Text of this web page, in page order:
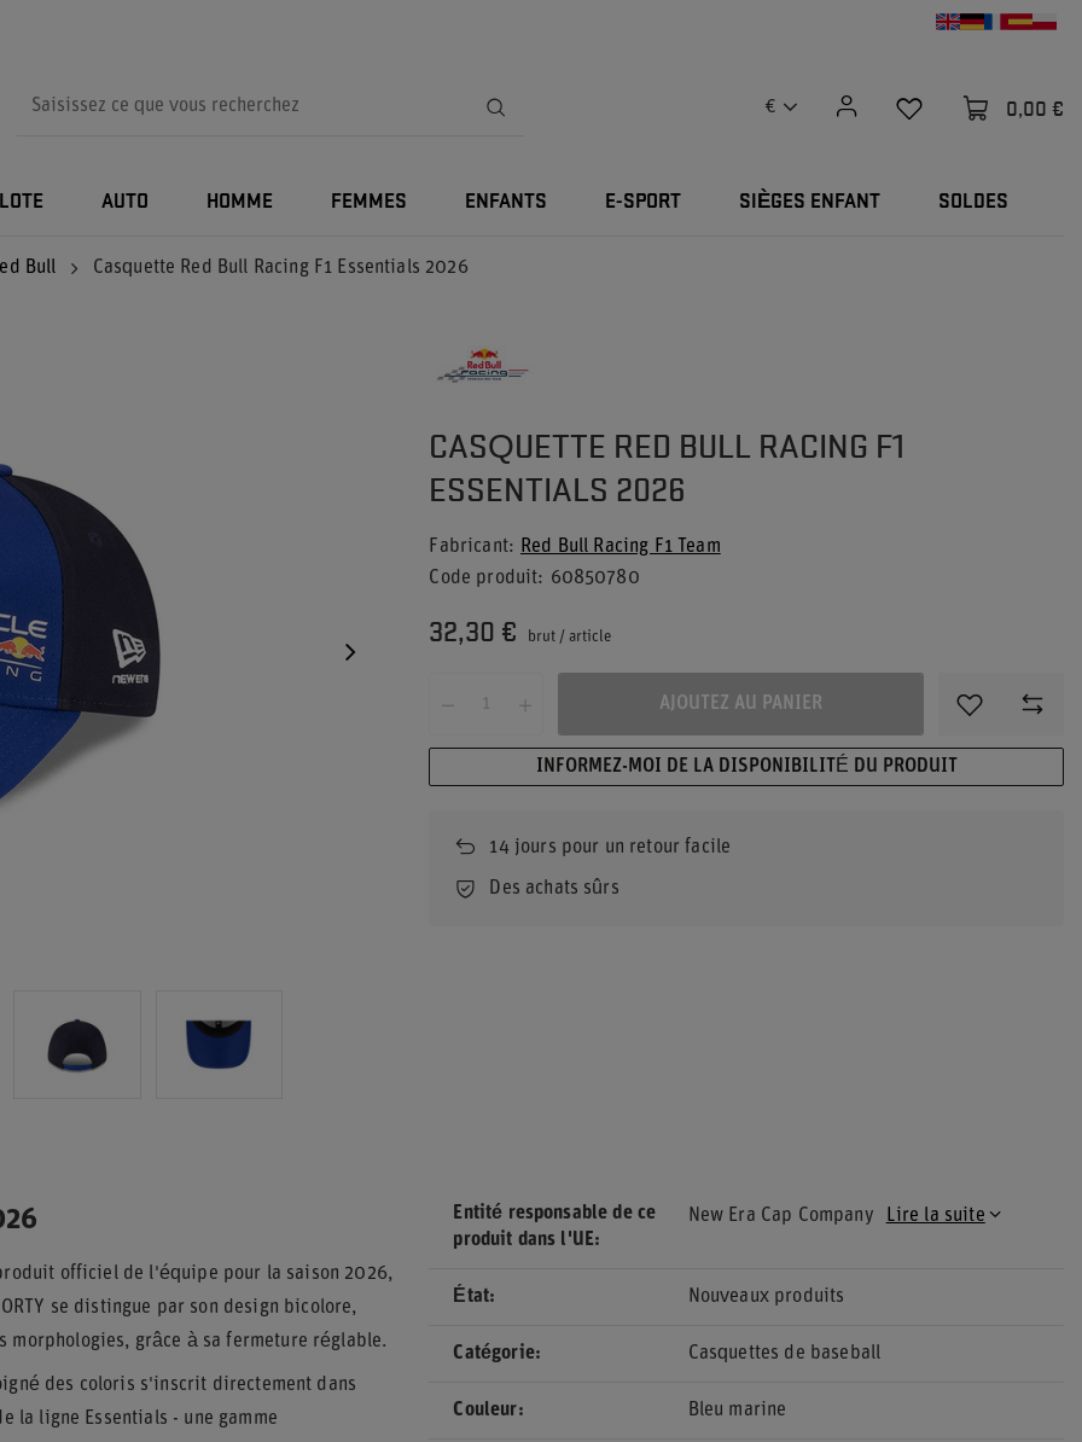
€ 0,00 €
AUTO HOMME FEMMES ENFANTS E-SPORT SIÈGES ENFANT SOLDES
Bull Casquette Red Bull Racing F1 Essentials 2026
CASQUETTE RED BULL RACING F1
ESSENTIALS 2026
Fabricant
Red Bull Racing F1 Team
Code produit
60850780
32,30 € brut /article
AJOUTEZ AU PANIER
INFORMEZ-MOI DE LA DISPONIBILITÉ DU PRODUIT
14jours pour un retour facile
Des achats sûrs
officiel de l'équipe pour la saison 2026,
se distingue par son design bicolore,
morphologies, grâce à sa fermeture réglable.
des coloris s'inscrit directement dans
la ligne Essentials - une gamme
Entité responsable de ce
produit dans l'UE
New Era Cap Company Lire la suite
État Nouveaux produits
Catégorie Casquettes de baseball
Couleur Bleu marine